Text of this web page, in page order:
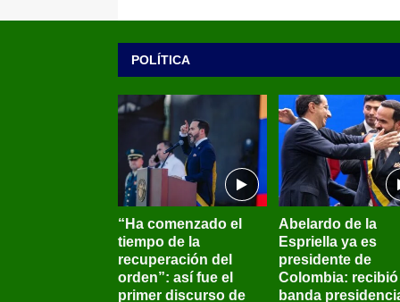
POLÍTICA
“Ha comenzado el
tiempo de la
recuperación del
orden”: así fue el
primer discurso de
Abelardo de la
Espriella ya es
presidente de
Colombia: recibió
banda